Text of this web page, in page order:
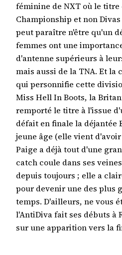
féminine de NXT où le titre
Championship et non
peut paraître n'être qu'un
femmes ont une
d'antenne supérieurs à
mais aussi de la TNA. Et la
qui personnifie cette
Miss Hell In Boots, la
remporté le titre à l'issue
défait en finale la déjantée
jeune âge (elle vient
Paige a déjà tout d'une
catch coule dans ses
depuis toujours ; elle a
pour devenir une des plus
temps. D'ailleurs, ne vous
l'AntiDiva fait ses débuts à
sur une apparition vers la